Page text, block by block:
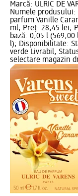
Marcă: ULRIC DE
Numele produsului:
parfum Vanille
ml; Preț: 28,45 lei;
bază: 0,05 l (569,00
l); Disponibilitate:
verde Livrabil,
selectare magazin